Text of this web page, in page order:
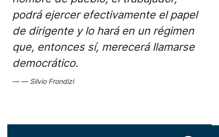
podrá ejercer efectivamente el papel
de dirigente y lo hará en un régimen
que, entonces sí, merecerá llamarse
democrático.
Silvio Frondizi